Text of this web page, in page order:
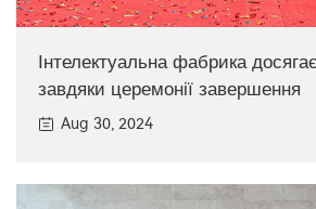
Інтелектуальна фабрика
завдяки церемонії завершення
Aug 30, 2024